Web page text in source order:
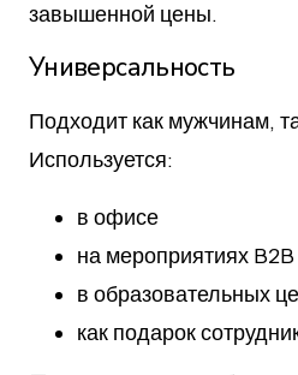
завышенной цены.
Универсальность
Подходит как мужчинам,
Используется:
в офисе
на мероприятиях B2B
в образовательных
как подарок